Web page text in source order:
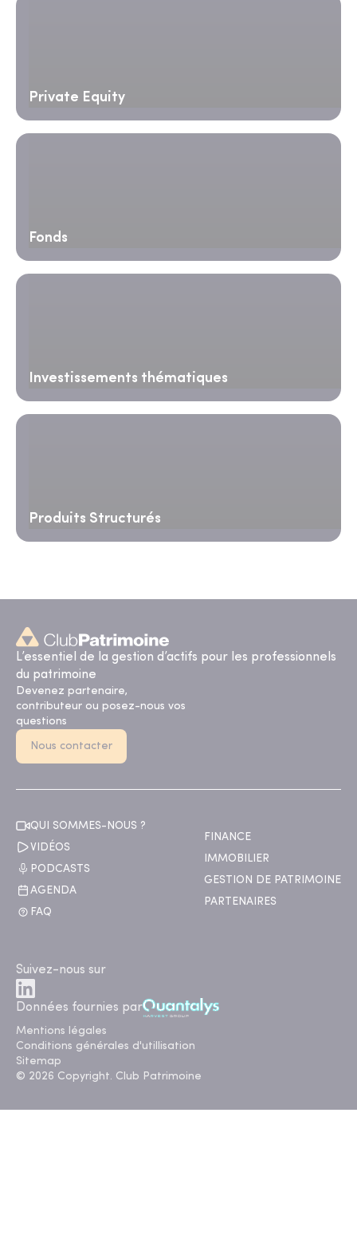
Private Equity
Fonds
Investissements thématiques
Produits Structurés
L’essentiel de la gestion d’actifs pour les professionnels
du patrimoine
Devenez partenaire,
contributeur ou posez-nous vos
questions
Nous contacter
QUI SOMMES-NOUS ?
VIDÉOS
PODCASTS
AGENDA
FAQ
FINANCE
IMMOBILIER
GESTION DE PATRIMOINE
PARTENAIRES
Suivez-nous sur
Données fournies par
Mentions légales
Conditions générales d'utillisation
Sitemap
© 2026 Copyright. Club Patrimoine